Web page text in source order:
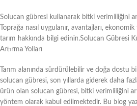
Solucan gübresi kullanarak bitki verimliliğini
Toprağa nasıl uygulanır, avantajları,
tarım hakkında bilgi edinin.Solucan Gübresi
Artırma Yolları
Tarım alanında sürdürülebilir ve doğa dostu
solucan gübresi, son yıllarda giderek daha
ürün olan solucan gübresi, bitki verimliliğini
yöntem olarak kabul edilmektedir. Bu blog